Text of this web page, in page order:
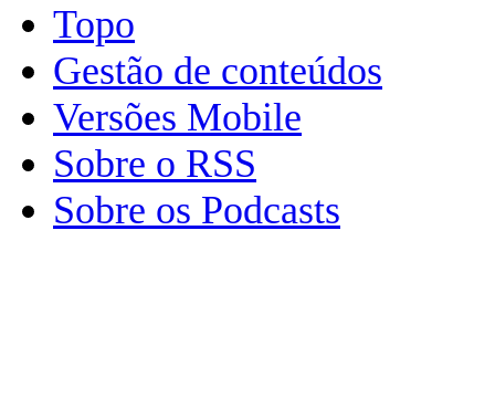
Topo
Gestão de conteúdos
Versões Mobile
Sobre o RSS
Sobre os Podcasts